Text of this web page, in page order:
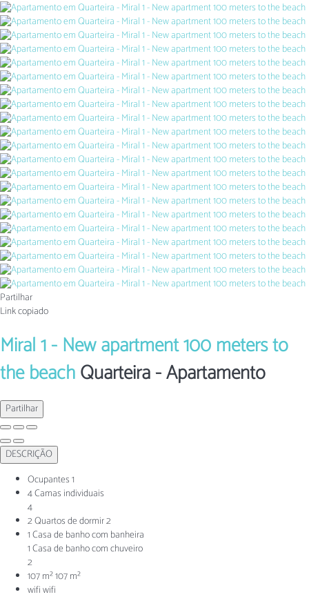
Partilhar
Link copiado
Miral 1 - New apartment 100 meters to
the beachQuarteira -Apartamento
Partilhar
DESCRIÇÃO
Ocupantes1
4 Camas individuais
4
2 Quartos de dormir2
1 Casa de banho com banheira
1 Casa de banho com chuveiro
2
107 m²107 m²
wifiwifi